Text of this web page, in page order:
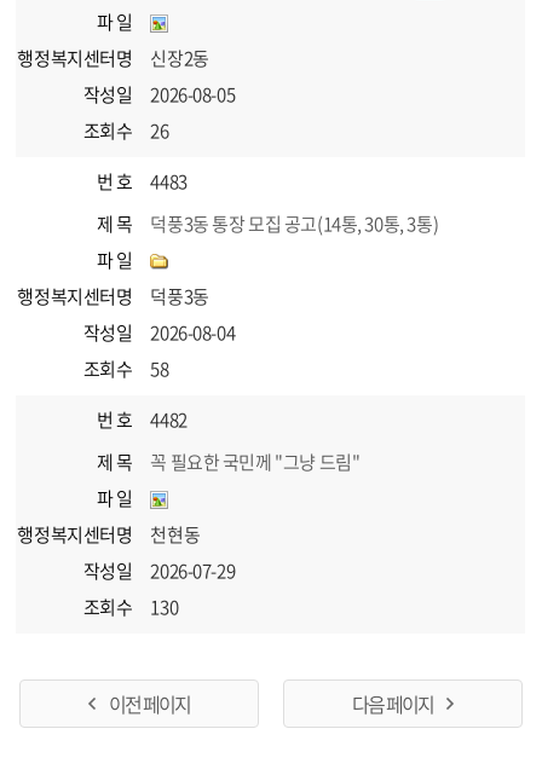
파 일
행정복지센터명
신장2동
작성일
2026-08-05
조회수
26
번 호
4483
제 목
덕풍3동 통장 모집 공고(14통, 30통, 3통)
파 일
행정복지센터명
덕풍3동
작성일
2026-08-04
조회수
58
번 호
4482
제 목
꼭 필요한 국민께 "그냥 드림"
파 일
행정복지센터명
천현동
작성일
2026-07-29
조회수
130
이전 페이지 다음 페이지